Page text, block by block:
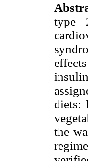
type
diets:
the